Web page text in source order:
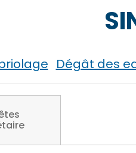
Dégât des